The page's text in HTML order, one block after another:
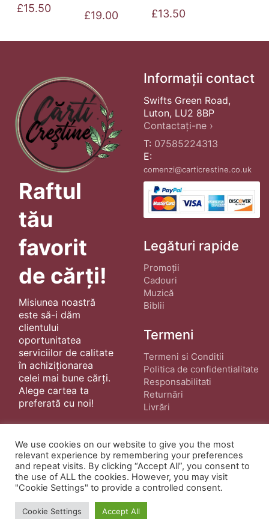
£15.50
£19.00 £13.50
Raftul
tău
favorit
de cărți!
Misiunea noastră
este să-i dăm
clientului
oportunitatea
serviciilor de calitate
în achiziționarea
celei mai bune cărți.
Alege cartea ta
preferată cu noi!
Informații contact
Swifts Green Road,
Luton, LU2 8BP
Contactați-ne ›
T: 07585224313
E:
comenzi@carticrestine.co.uk
Legături rapide
Promoții
Cadouri
Muzică
Biblii
Termeni
Termeni si Conditii
Politica de confidentialitate
Responsabilitati
Returnări
Livrări
© Copyright 2022 ·Cărți Creștine| Creat de
wphostee.uk· Toate Drepturile Rezervate
We use cookies on our website to give you the most
relevant experience by remembering your preferences
and repeat visits. By clicking “Accept All”, you consent to
the use of ALL the cookies. However, you may visit
"Cookie Settings" to provide a controlled consent.
Cookie Settings Accept All